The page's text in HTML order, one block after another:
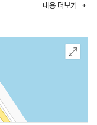
어, 꽁치, 갈치, 갯장어 등
력도항 길 건너에는
내용 더보기